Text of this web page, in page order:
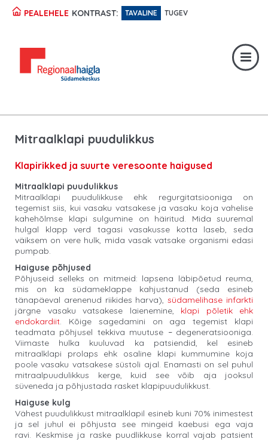
PEALEHELE KONTRAST: TAVALINE TUGEV
617 1049
Erakorraline abi:
Digiregistratuur:
Mitraalklapi puudulikkus
Klapirikked ja suurte veresoonte haigused
Mitraalklapi puudulikkus
Mitraalklapi puudulikkuse ehk regurgitatsiooniga on
tegemist siis, kui vasaku vatsakese ja vasaku koja vahelise
kahehõlmse klapi sulgumine on häiritud. Mida suuremal
hulgal klapp verd tagasi vasakusse kotta laseb, seda
väiksem on vere hulk, mida vasak vatsake organismi edasi
pumpab.
Haiguse põhjused
Põhjuseid selleks on mitmeid: lapsena läbipõetud reuma,
mis on ka südameklappe kahjustanud (seda esineb
tänapäeval arenenud riikides harva),südamelihase infarkti
järgne vasaku vatsakese laienemine, klapi põletik ehk
endokardiit. Kõige sagedamini on aga tegemist klapi
teadmata põhjusel tekkiva muutuse – degeneratsiooniga.
Viimaste hulka kuuluvad ka patsiendid, kel esineb
mitraalklapi prolaps ehk osaline klapi kummumine koja
poole vasaku vatsakese süstoli ajal. Enamasti on sel puhul
mitraalpuudulikkus kerge, kuid see võib aja jooksul
süveneda ja põhjustada rasket klapipuudulikkust.
Haiguse kulg
Vähest puudulikkust mitraalklapil esineb kuni 70% inimestest
ja sel juhul ei põhjusta see mingeid kaebusi ega vaja
ravi. Keskmise ja raske puudlikkuse korral vajab patsient